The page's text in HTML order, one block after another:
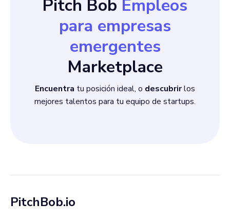
Pitch Bob Empleos
para empresas
emergentes
Marketplace
Encuentra tu posición ideal, o descubrirlos
mejores talentos para tu equipo de startups.
PitchBob.io